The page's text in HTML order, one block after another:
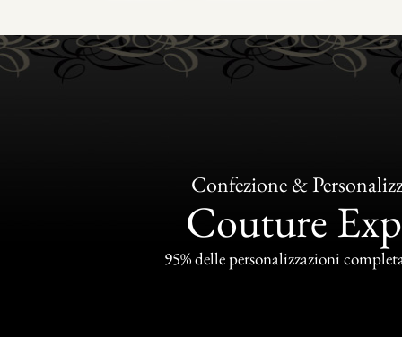
Confezione &
Couture
95% delle personalizzazioni